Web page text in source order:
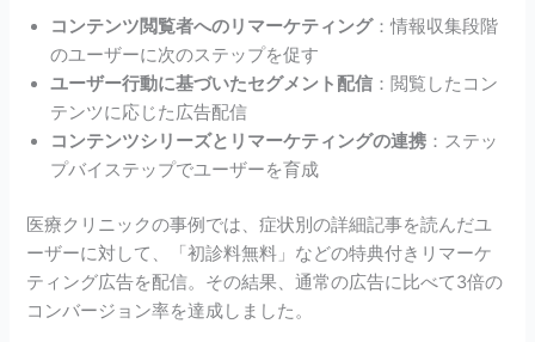
コンテンツ閲覧者へのリマーケティング：情報収集段階
のユーザーに次のステップを促す
ユーザー行動に基づいたセグメント配信 ：閲覧したコン
テンツに応じた広告配信
コンテンツシリーズとリマーケティングの連携 ：ステッ
プバイステップでユーザーを育成
医療クリニックの事例では、症状別の詳細記事を読んだユ
ーザーに対して、「初診料無料」などの特典付きリマーケ
ティング広告を配信。その結果、通常の広告に比べて3倍の
コンバージョン率を達成しました。